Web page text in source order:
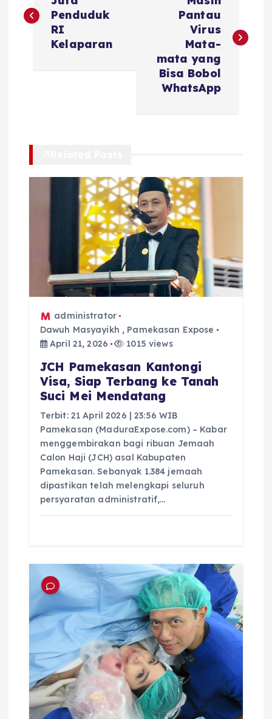
s
Penduduk
RI
Kelaparan
Pantau
Virus
Mata-
mata yang
Bisa Bobol
WhatsApp
administrator
Dawuh Masyayikh , Pamekasan Expose
April 21, 2026
1015 views
JCH Pamekasan Kantongi
Visa, Siap Terbang ke Tanah
Suci Mei Mendatang
Terbit: 21 April 2026 | 23:56 WIB
Pamekasan (MaduraExpose.com) – Kabar
menggembirakan bagi ribuan Jemaah
Calon Haji (JCH) asal Kabupaten
Pamekasan. Sebanyak 1.384 jemaah
dipastikan telah melengkapi seluruh
persyaratan administratif,…